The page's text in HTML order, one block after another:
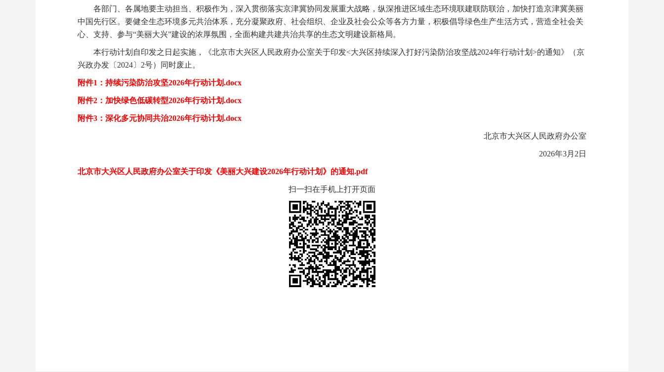
各部门、各属地要主动担当、积极作为，深入贯彻落实京津冀协同发展重大战略，纵深推进区域生态环境联建联防联治，加快打造京津冀美丽
中国先行区。要健全生态环境多元共治体系，充分凝聚政府、社会组织、企业及社会公众等各方力量，积极倡导绿色生产生活方式，营造全社会关
心、支持、参与“美丽大兴”建设的浓厚氛围，全面构建共建共治共享的生态文明建设新格局。
本行动计划自印发之日起实施，《北京市大兴区人民政府办公室关于印发<大兴区持续深入打好污染防治攻坚战2024年行动计划>的通知》（京
兴政办发〔2024〕2号）同时废止。
附件1：持续污染防治攻坚2026年行动计划.docx
附件2：加快绿色低碳转型2026年行动计划.docx
附件3：深化多元协同共治2026年行动计划.docx
北京市大兴区人民政府办公室
2026年3月2日
北京市大兴区人民政府办公室关于印发《美丽大兴建设2026年行动计划》的通知.pdf
扫一扫在手机上打开页面